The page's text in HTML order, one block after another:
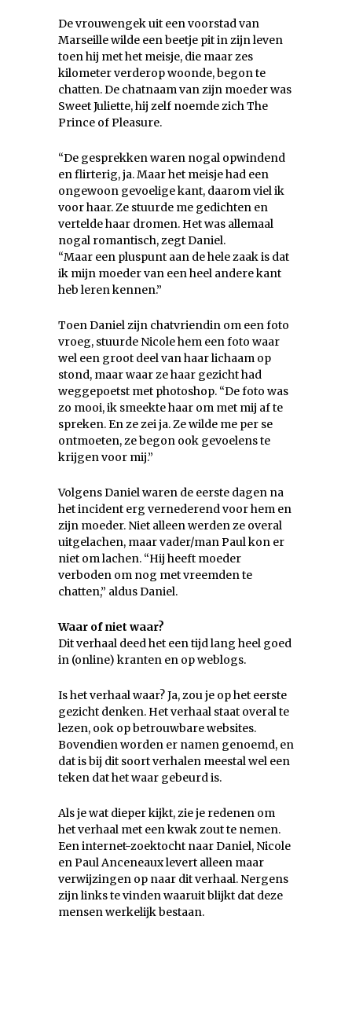
De vrouwengek uit een voorstad van
Marseille wilde een beetje pit in zijn leven
toen hij met het meisje, die maar zes
kilometer verderop woonde, begon te
chatten. De chatnaam van zijn moeder was
Sweet Juliette, hij zelf noemde zich The
Prince of Pleasure.
“De gesprekken waren nogal opwindend
en flirterig, ja. Maar het meisje had een
ongewoon gevoelige kant, daarom viel ik
voor haar. Ze stuurde me gedichten en
vertelde haar dromen. Het was allemaal
nogal romantisch, zegt Daniel.
“Maar een pluspunt aan de hele zaak is dat
ik mijn moeder van een heel andere kant
heb leren kennen.”
Toen Daniel zijn chatvriendin om een foto
vroeg, stuurde Nicole hem een foto waar
wel een groot deel van haar lichaam op
stond, maar waar ze haar gezicht had
weggepoetst met photoshop. “De foto was
zo mooi, ik smeekte haar om met mij af te
spreken. En ze zei ja. Ze wilde me per se
ontmoeten, ze begon ook gevoelens te
krijgen voor mij.”
Volgens Daniel waren de eerste dagen na
het incident erg vernederend voor hem en
zijn moeder. Niet alleen werden ze overal
uitgelachen, maar vader/man Paul kon er
niet om lachen. “Hij heeft moeder
verboden om nog met vreemden te
chatten,” aldus Daniel.
Waar of niet waar?
Dit verhaal deed het een tijd lang heel goed
in (online) kranten en op weblogs.
Is het verhaal waar? Ja, zou je op het eerste
gezicht denken. Het verhaal staat overal te
lezen, ook op betrouwbare websites.
Bovendien worden er namen genoemd, en
dat is bij dit soort verhalen meestal wel een
teken dat het waar gebeurd is.
Als je wat dieper kijkt, zie je redenen om
het verhaal met een kwak zout te nemen.
Een internet-zoektocht naar Daniel, Nicole
en Paul Anceneaux levert alleen maar
verwijzingen op naar dit verhaal. Nergens
zijn links te vinden waaruit blijkt dat deze
mensen werkelijk bestaan.